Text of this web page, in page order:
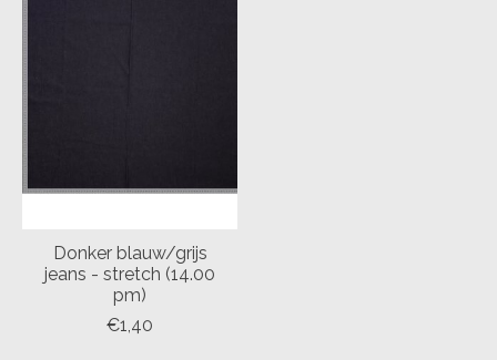
Donker blauw/grijs
jeans - stretch (14.00
pm)
€1,40